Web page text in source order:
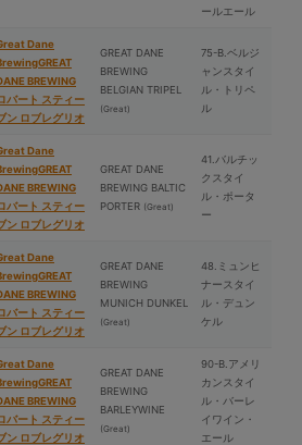
ールエール
Dane
BREWING
バート スティー
ン ロブレグリオ
GREAT DANE
BREWING
BELGIAN TRIPEL
(Great)
75-B.ベルジ
ャンスタイ
ル・トリペ
ル
Dane
BREWING
バート スティー
ン ロブレグリオ
GREAT DANE
BREWING BALTIC
PORTER (Great)
41.バルチッ
クスタイ
ル・ポータ
ー
Dane
BREWING
バート スティー
ン ロブレグリオ
GREAT DANE
BREWING
MUNICH DUNKEL
(Great)
48.ミュンヒ
ナースタイ
ル・デュン
ケル
Dane
BREWING
バート スティー
ン ロブレグリオ
GREAT DANE
BREWING
BARLEYWINE
(Great)
90-B.アメリ
カンスタイ
ル・バーレ
イワイン・
エール